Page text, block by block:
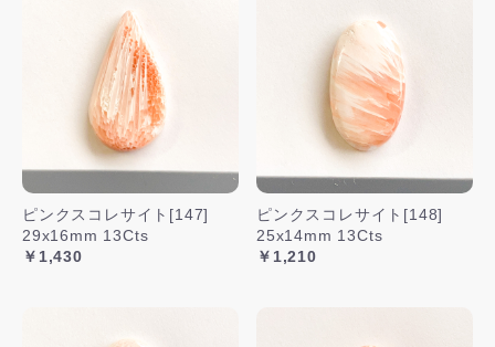
ピンクスコレサイト[147]
29x16mm 13Cts
￥1,430
ピンクスコレサイト[148]
25x14mm 13Cts
￥1,210